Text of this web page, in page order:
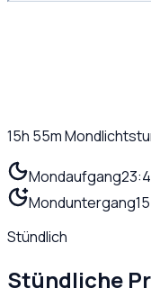
15h 55m
Mondaufgang
Monduntergang
Stündlich
Stündliche